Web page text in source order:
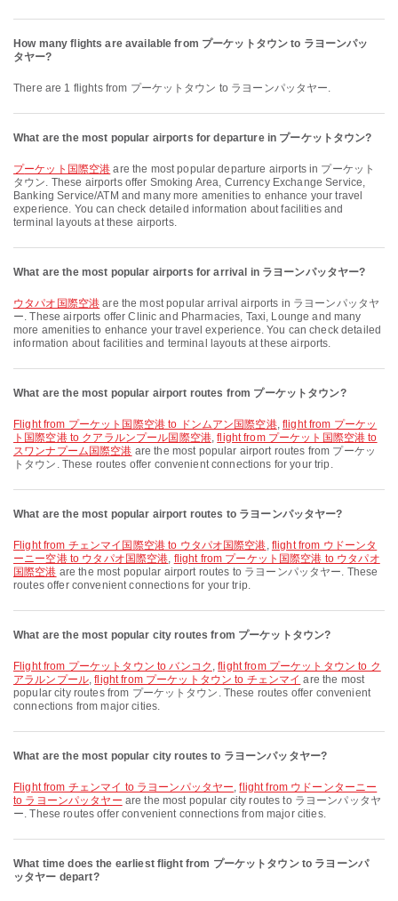
How many flights are available from プーケットタウン to ラヨーンパッ
タヤー?
There are 1 flights from プーケットタウン to ラヨーンパッタヤー.
What are the most popular airports for departure in プーケットタウン?
プーケット国際空港 are the most popular departure airports in プーケット
タウン. These airports offer Smoking Area, Currency Exchange Service,
Banking Service/ATM and many more amenities to enhance your travel
experience. You can check detailed information about facilities and
terminal layouts at these airports.
What are the most popular airports for arrival in ラヨーンパッタヤー?
ウタパオ国際空港 are the most popular arrival airports in ラヨーンパッタヤ
ー. These airports offer Clinic and Pharmacies, Taxi, Lounge and many
more amenities to enhance your travel experience. You can check detailed
information about facilities and terminal layouts at these airports.
What are the most popular airport routes from プーケットタウン?
flight from プーケット国際空港 to ドンムアン国際空港,flight from プーケッ
ト国際空港 to クアラルンプール国際空港,flight from プーケット国際空港 to
スワンナプーム国際空港 are the most popular airport routes from プーケッ
トタウン. These routes offer convenient connections for your trip.
What are the most popular airport routes to ラヨーンパッタヤー?
flight from チェンマイ国際空港 to ウタパオ国際空港, flight from ウドーンタ
ーニー空港 to ウタパオ国際空港, flight from プーケット国際空港 to ウタパオ
国際空港 are the most popular airport routes to ラヨーンパッタヤー. These
routes offer convenient connections for your trip.
What are the most popular city routes from プーケットタウン?
flight from プーケットタウン to バンコク ,flight from プーケットタウン to ク
アラルンプール,flight from プーケットタウン to チェンマイ are the most
popular city routes from プーケットタウン. These routes offer convenient
connections from major cities.
What are the most popular city routes to ラヨーンパッタヤー?
flight from チェンマイ to ラヨーンパッタヤー,flight from ウドーンターニー
to ラヨーンパッタヤー are the most popular city routes to ラヨーンパッタヤ
ー. These routes offer convenient connections from major cities.
What time does the earliest flight from プーケットタウン to ラヨーンパ
ッタヤー depart?